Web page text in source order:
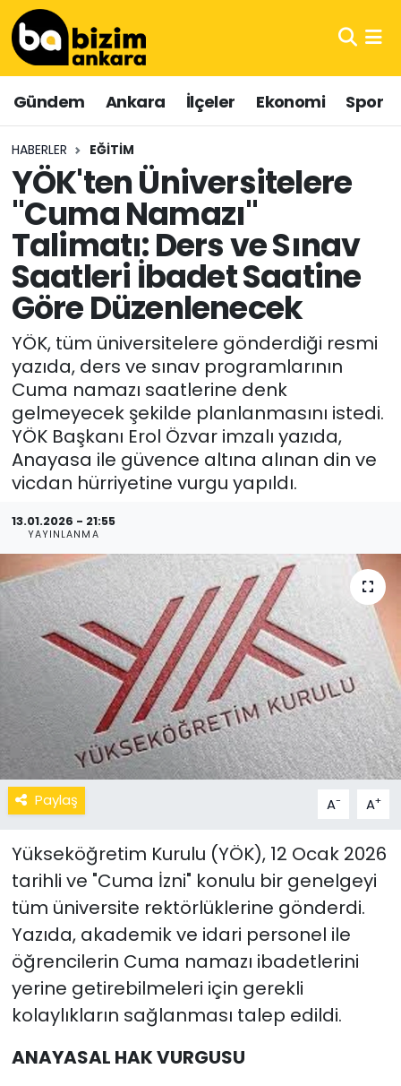
Gündem Ankara İlçeler Ekonomi Spor
HABERLER EĞITIM
YÖK'ten Üniversitelere
"Cuma Namazı"
Talimatı: Ders ve Sınav
Saatleri İbadet Saatine
Göre Düzenlenecek
YÖK, tüm üniversitelere gönderdiği resmi
yazıda, ders ve sınav programlarının
Cuma namazı saatlerine denk
gelmeyecek şekilde planlanmasını istedi.
YÖK Başkanı Erol Özvar imzalı yazıda,
Anayasa ile güvence altına alınan din ve
vicdan hürriyetine vurgu yapıldı.
13.01.2026 - 21:55
YAYINLANMA
Paylaş A- A+
Yükseköğretim Kurulu (YÖK), 12 Ocak 2026
tarihli ve "Cuma İzni" konulu bir genelgeyi
tüm üniversite rektörlüklerine gönderdi.
Yazıda, akademik ve idari personel ile
öğrencilerin Cuma namazı ibadetlerini
yerine getirebilmeleri için gerekli
kolaylıkların sağlanması talep edildi.
ANAYASAL HAK VURGUSU
Hava Durumu
Trafik Durumu
Süper Lig Puan Durumu ve Fikstür
Tüm Manşetler
Son Dakika Haberleri
Haber Arşivi